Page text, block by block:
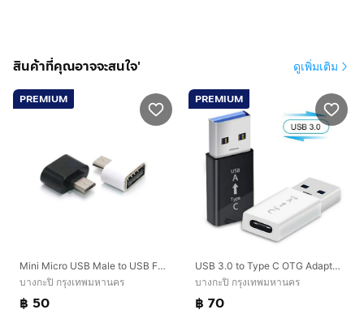
สินค้าที่คุณอาจจะสนใจ' ดูเพิ่มเติม
PREMIUM
Mini Micro USB Male to USB Female OTG Adapter Converter
บางกะปิ กรุงเทพมหานคร
฿ 50
PREMIUM
USB 3.0 to Type C OTG Adapter Converter
บางกะปิ กรุงเทพมหานคร
฿ 70